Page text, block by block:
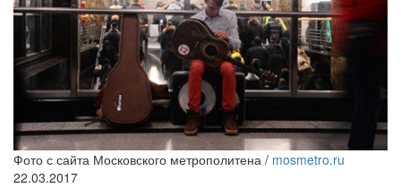
Фото с сайта Московского метрополитена / mosmetro.ru
22.03.2017